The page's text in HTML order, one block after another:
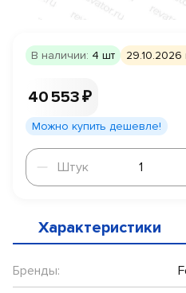
В наличии: 4 шт 29.10.2026
40 553 ₽
Можно купить дешевле!
Штук
Штук
Характеристики
Бренды: